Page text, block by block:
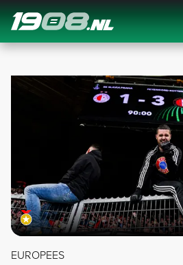
Navigation
EUROPEES